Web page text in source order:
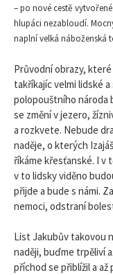
– po nové cestě
hlupáci nezabloudí.
naplní velká náboženská
Průvodní obrazy,
takříkajíc velmi lidské
polopouštního národa
se změní v jezero,
a rozkvete. Nebude
naděje, o kterých
říkáme křesťanské. I v
v to lidsky viděno
přijde a bude s námi.
nemoci, odstraní
List Jakubův takovou
naději, buďme trpěliví
příchod se přiblížil a